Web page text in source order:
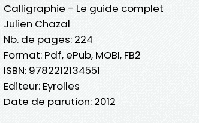
Calligraphie - Le guide complet
Julien Chazal
Nb. de pages: 224
Format: Pdf, ePub, MOBI, FB2
ISBN: 9782212134551
Editeur: Eyrolles
Date de parution: 2012